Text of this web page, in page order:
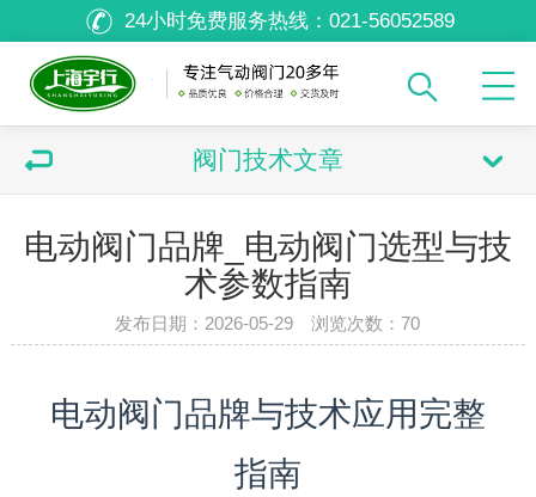
24小时免费服务热线： 021-56052589
阀门技术文章
电动阀门品牌_电动阀门选型与技
术参数指南
发布日期：2026-05-29 浏览次数：70
电动阀门品牌与技术应用完整
指南